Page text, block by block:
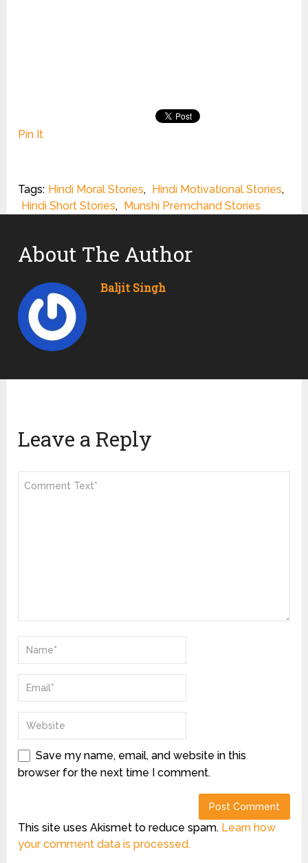
Pin It
Tags: Hindi Moral Stories, Hindi Motivational Stories,
Hindi Short Stories, Munshi Premchand Stories
About The Author
Baljit Singh
Leave a Reply
Save my name, email, and website in this
browser for the next time I comment.
This site uses Akismet to reduce spam. Learn how
your comment data is processed.